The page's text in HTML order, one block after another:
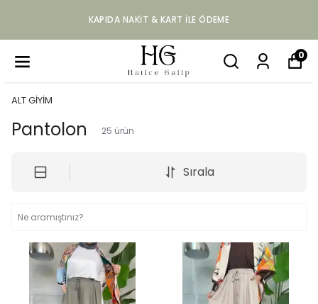
KAPIDA NAKIT & KART ILE ÖDEME
0
ALT GİYİM
Pantolon 25 ürün
Sırala